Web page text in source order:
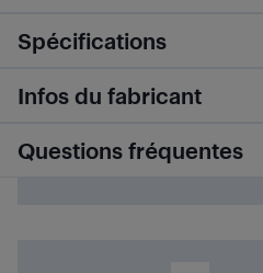
Spécifications
Infos du fabricant
Questions fréquentes